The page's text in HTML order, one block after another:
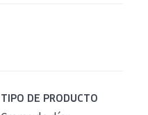
TIPO DE PRODUCTO